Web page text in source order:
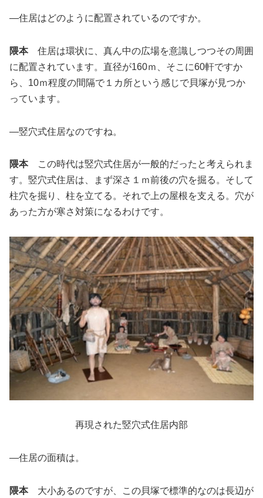
―住居はどのように配置されているのですか。
隈本住居は環状に、真ん中の広場を意識しつつその周囲
に配置されています。直径が160ｍ、そこに60軒ですか
ら、10ｍ程度の間隔で１カ所という感じで貝塚が見つか
っています。
―竪穴式住居なのですね。
隈本この時代は竪穴式住居が一般的だったと考えられま
す。竪穴式住居は、まず深さ１ｍ前後の穴を掘る。そして
柱穴を掘り、柱を立てる。それで上の屋根を支える。穴が
あった方が寒さ対策になるわけです。
再現された竪穴式住居内部
―住居の面積は。
隈本大小あるのですが、この貝塚で標準的なのは長辺が